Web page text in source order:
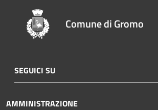
Comune di Gromo
SEGUICI SU
AMMINISTRAZIONE